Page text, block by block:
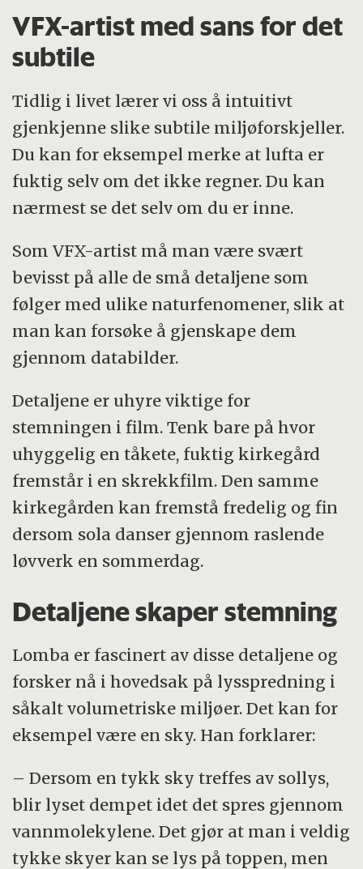
VFX-artist med sans for det
subtile
Tidlig i livet lærer vi oss å intuitivt
gjenkjenne slike subtile miljøforskjeller.
Du kan for eksempel merke at lufta er
fuktig selv om det ikke regner. Du kan
nærmest se det selv om du er inne.
Som VFX-artist må man være svært
bevisst på alle de små detaljene som
følger med ulike naturfenomener, slik at
man kan forsøke å gjenskape dem
gjennom databilder.
Detaljene er uhyre viktige for
stemningen i film. Tenk bare på hvor
uhyggelig en tåkete, fuktig kirkegård
fremstår i en skrekkfilm. Den samme
kirkegården kan fremstå fredelig og fin
dersom sola danser gjennom raslende
løvverk en sommerdag.
Detaljene skaper stemning
Lomba er fascinert av disse detaljene og
forsker nå i hovedsak på lysspredning i
såkalt volumetriske miljøer. Det kan for
eksempel være en sky. Han forklarer:
– Dersom en tykk sky treffes av sollys,
blir lyset dempet idet det spres gjennom
vannmolekylene. Det gjør at man i veldig
tykke skyer kan se lys på toppen, men